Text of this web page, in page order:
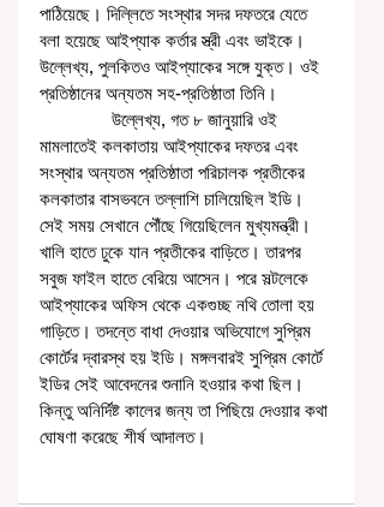
পাঠিয়েছে। দিল্লিতে সংস্থার সদর দফতরে যেতে
বলা হয়েছে আইপ্যাক কর্তার স্ত্রী এবং ভাইকে।
উল্লেখ্য, পুলকিতও আইপ্যাকের সঙ্গে যুক্ত। ওই
প্রতিষ্ঠানের অন্যতম সহ-প্রতিষ্ঠাতা তিনি।
মামলাতেই কলকাতায় আইপ্যাকের দফতর এবং
সংস্থার অন্যতম প্রতিষ্ঠাতা পরিচালক প্রতীকের
কলকাতার বাসভবনে তল্লাশি চালিয়েছিল ইডি।
সেই সময় সেখানে পৌঁছে গিয়েছিলেন মুখ্যমন্ত্রী।
খালি হাতে ঢুকে যান প্রতীকের বাড়িতে। তারপর
সবুজ ফাইল হাতে বেরিয়ে আসেন। পরে সল্টলেকে
আইপ্যাকের অফিস থেকে একগুচ্ছ নথি তোলা হয়
গাড়িতে। তদন্তে বাধা দেওয়ার অভিযোগে সুপ্রিম
কোর্টের দ্বারস্থ হয় ইডি। মঙ্গলবারই সুপ্রিম কোর্টে
ইডির সেই আবেদনের শুনানি হওয়ার কথা ছিল।
কিন্তু অনির্দিষ্ট কালের জন্য তা পিছিয়ে দেওয়ার কথা
ঘোষণা করেছে শীর্ষ আদালত।